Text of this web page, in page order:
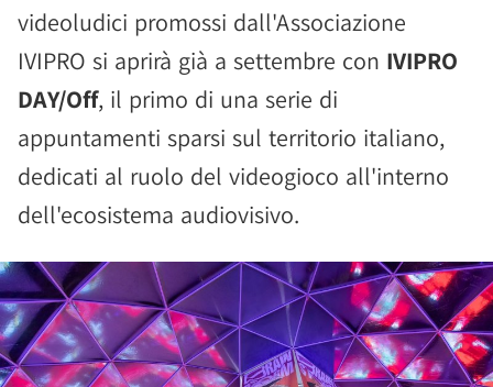
videoludici promossi dall'Associazione
IVIPRO si aprirà già a settembre con IVIPRO
DAY/Off, il primo di una serie di
appuntamenti sparsi sul territorio italiano,
dedicati al ruolo del videogioco all'interno
dell'ecosistema audiovisivo.